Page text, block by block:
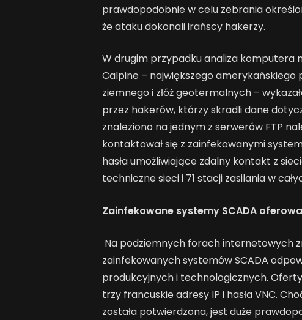
prawdopodobnie w celu zebrania
że ataku dokonali irańscy hakerzy.
W drugim przypadku analiza
Calpine – największego
ziemnego i złóż geotermalnych –
przez hakerów, którzy skradli dane
znaleziono na jednym z serwerów FTP
kontaktował się z zainfekowanymi
hasła umożliwiające zdalny kontakt z
techniczne sieci i 71 stacji zasilania w
Zainfekowane systemy SCADA
Na podziemnych forach internetowych
zainfekowanych systemów SCADA
produkcyjnych i technologicznych.
trzy francuskie adresy IP i hasła VNC.
została potwierdzona, jest duże